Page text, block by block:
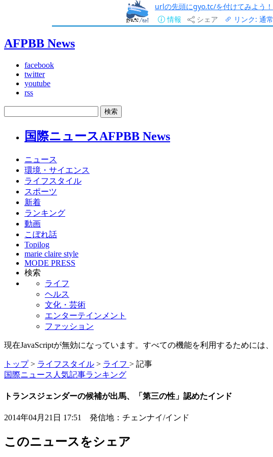
urlの先頭にgyo.tc/を付けてみよう！
情報
シェア リンク: 通常